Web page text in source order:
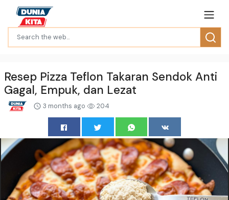
Resep Pizza Teflon Takaran Sendok Anti
Gagal, Empuk, dan Lezat
3 months ago 204